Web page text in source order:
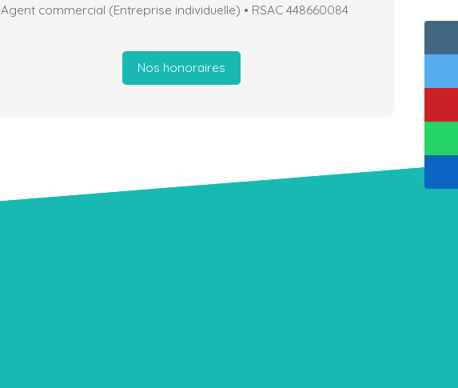
Agent commercial (Entreprise individuelle) • RSAC 448660084
Nos honoraires